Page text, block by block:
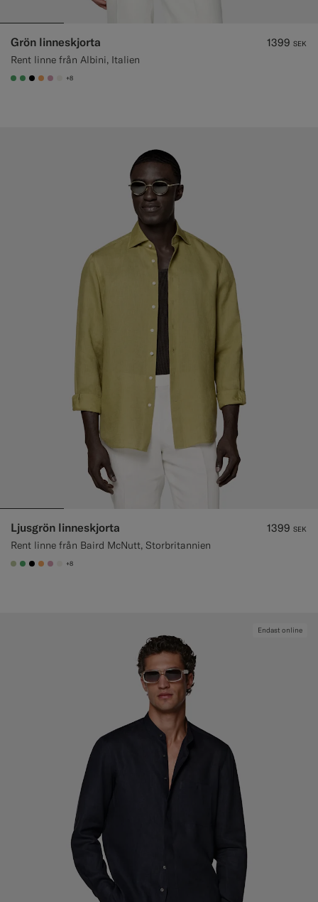
Grön linneskjorta
Rent linne från Albini, Italien
1399 SEK
#50AA6A
#50AA6A
#000000
#F9AA62
#DAA1B6
#F1EFE8
+8
Ljusgrön linneskjorta
Rent linne från Baird McNutt, Storbritannien
1399 SEK
#BDC9A0
#50AA6A
#000000
#F9AA62
#DAA1B6
#F1EFE8
+8
Endast online